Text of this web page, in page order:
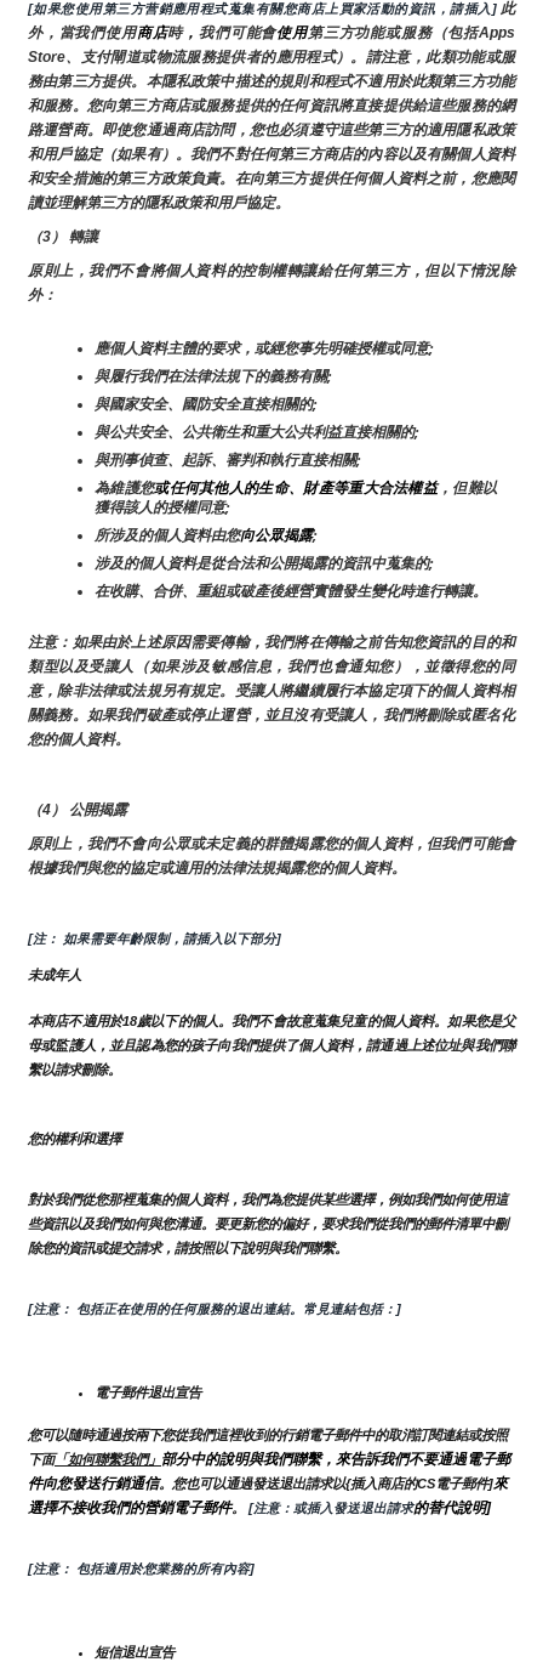
[如果您使用第三方营銷應用程式蒐集有關您商店上買家活動的資訊，請插入] 此
外，當我們使用商店時，我們可能會使用第三方功能或服務（包括Apps
Store、支付閘道或物流服務提供者的應用程式）。請注意，此類功能或服
務由第三方提供。本隱私政策中描述的規則和程式不適用於此類第三方功能
和服務。您向第三方商店或服務提供的任何資訊將直接提供給這些服務的網
路運營商。即使您通過商店訪問，您也必須遵守這些第三方的適用隱私政策
和用戶協定（如果有）。我們不對任何第三方商店的內容以及有關個人資料
和安全措施的第三方政策負責。在向第三方提供任何個人資料之前，您應閱
讀並理解第三方的隱私政策和用戶協定。
（3） 轉讓
原則上，我們不會將個人資料的控制權轉讓給任何第三方，但以下情況除
外：
應個人資料主體的要求，或經您事先明確授權或同意;
與履行我們在法律法規下的義務有關;
與國家安全、國防安全直接相關的;
與公共安全、公共衛生和重大公共利益直接相關的;
與刑事偵查、起訴、審判和執行直接相關;
為維護您或任何其他人的生命、財產等重大合法權益，但難以
獲得該人的授權同意;
所涉及的個人資料由您向公眾揭露;
涉及的個人資料是從合法和公開揭露的資訊中蒐集的;
在收購、合併、重組或破產後經營實體發生變化時進行轉讓。
注意：如果由於上述原因需要傳輸，我們將在傳輸之前告知您資訊的目的和
類型以及受讓人（如果涉及敏感信息，我們也會通知您），並徵得您的同
意，除非法律或法規另有規定。受讓人將繼續履行本協定項下的個人資料相
關義務。如果我們破產或停止運營，並且沒有受讓人，我們將刪除或匿名化
您的個人資料。
（4） 公開揭露
原則上，我們不會向公眾或未定義的群體揭露您的個人資料，但我們可能會
根據我們與您的協定或適用的法律法規揭露您的個人資料。
[注： 如果需要年齡限制，請插入以下部分]
未成年人
本商店不適用於18歲以下的個人。我們不會故意蒐集兒童的個人資料。如果您是父
母或監護人，並且認為您的孩子向我們提供了個人資料，請通過上述位址與我們聯
繫以請求刪除。
您的權利和選擇
對於我們從您那裡蒐集的個人資料，我們為您提供某些選擇，例如我們如何使用這
些資訊以及我們如何與您溝通。要更新您的偏好，要求我們從我們的郵件清單中刪
除您的資訊或提交請求，請按照以下說明與我們聯繫。
[注意： 包括正在使用的任何服務的退出連結。常見連結包括：]
電子郵件退出宣告
您可以隨時通過按兩下您從我們這裡收到的行銷電子郵件中的取消訂閱連結或按照
下面「如何聯繫我們」 部分中的說明與我們聯繫，來告訴我們不要通過電子郵
件向您發送行銷通信。您也可以通過發送退出請求以{插入商店的CS電子郵件]來
選擇不接收我們的營銷電子郵件。 [注意：或插入發送退出請求的替代說明]
[注意： 包括適用於您業務的所有內容]
短信退出宣告